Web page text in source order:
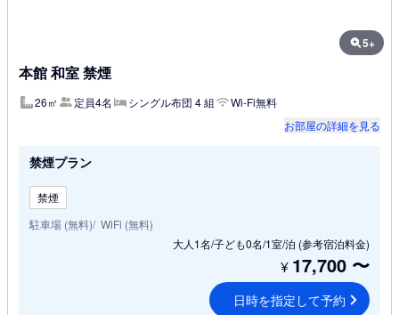
5+
本館 和室 禁煙
26㎡ 定員4名 シングル布団 4 組
Wi-Fi無料
お部屋の詳細を見る
禁煙プラン
禁煙
駐車場 (無料) WiFi (無料)
大人1名/子ども0名/1室/泊 (参考宿泊料金)
¥ 17,700 〜
日時を指定して予約